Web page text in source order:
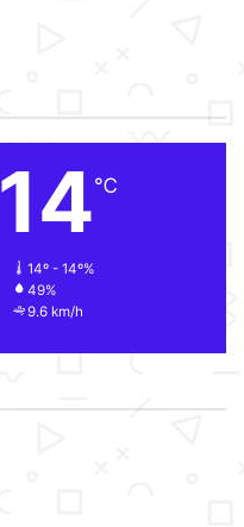
14℃
14º - 14º%
49%
9.6 km/h